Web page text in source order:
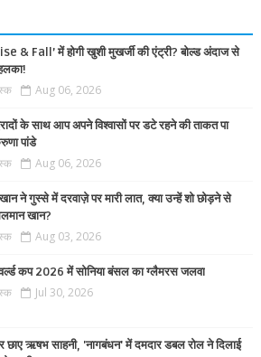
& Fall’ में होगी खुशी मुखर्जी की एंट्री? बोल्ड अंदाज से
Aug 06, 2026
के साथ आप अपने विश्वासों पर डटे रहने की ताकत पा
पांडे
Aug 06, 2026
ने गुस्से में दरवाज़े पर मारी लात, क्या उन्हें शो छोड़ने से
खान?
Aug 03, 2026
कप 2026 में सोनिया बंसल का ग्लैमरस जलवा
Jul 30, 2026
छाए ऋषभ साहनी, 'नागबंधन' में दमदार डबल रोल ने दिलाई